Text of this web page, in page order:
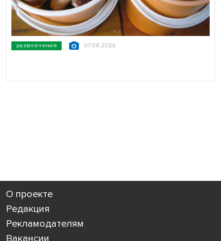
развлечения 07.08.2026
О проекте
Редакция
Рекламодателям